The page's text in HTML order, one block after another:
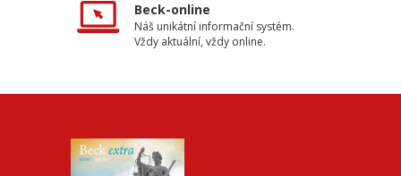
Beck-online
Náš unikátní informační systém.
Vždy aktuální, vždy online.